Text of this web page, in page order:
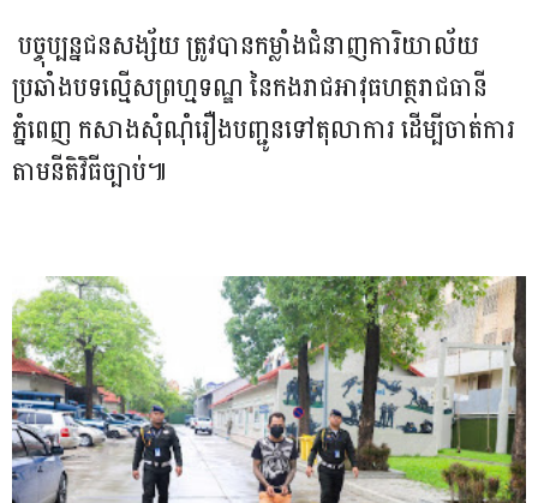
បច្ចុប្បន្នជនសង្ស័យ ត្រូវបានកម្លាំងជំនាញការិយាល័យ
ប្រឆាំងបទល្មើសព្រហ្មទណ្ឌ នៃកងរាជអាវុធហត្ថរាជធានី
ភ្នំពេញ កសាងសុំណុំរឿងបញ្ជូនទៅតុលាការ ដើម្បីចាត់ការ
តាមនីតិវិធីច្បាប់៕